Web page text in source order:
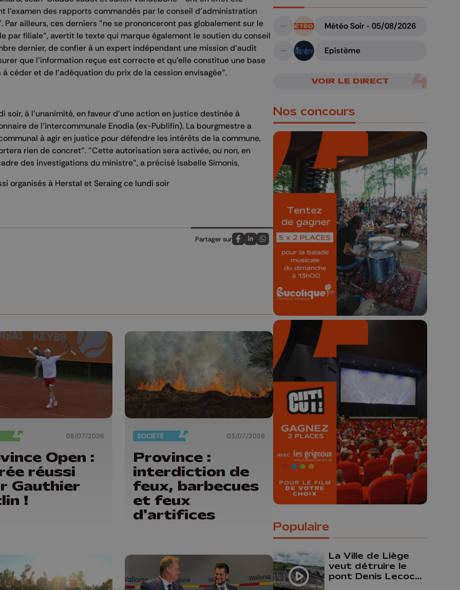
l'examen des rapports commandés par le conseil d'administration
ailleurs, ces derniers "ne se prononceront pas globalement sur le
par filiale", avertit le texte qui marque également le soutien du conseil
dernier, de confier à un expert indépendant une mission d'audit
que l'information reçue est correcte et qu'elle constitue une base
céder et de l'adéquation du prix de la cession envisagée".
soir, à l'unanimité, en faveur d'une action en justice destinée à
de l'intercommunale Enodia (ex-Publifin). La bourgmestre a
à agir en justice pour défendre les intérêts de la commune,
rien de concret". "Cette autorisation sera activée, ou non, en
des investigations du ministre", a précisé Isabelle Simonis,
organisés à Herstal et Seraing ce lundi soir
Partager sur
Partagez sur FaceBook
Partagez sur LinkedIn
Partagez sur Whatsapp
08/07/2026
Open :
réussi
Gauthier
!
SOCIÉTÉ 03/07/2026
Province :
interdiction de
feux, barbecues
et feux
d'artifices
A suivre
Météo Soir - 05/08/2026
A suivre
Epistème
VOIR LE DIRECT
Nos concours
🎁 Gagnez 5x2
places pour le
Bucolique Ferrières
Festival 🌿🎶
Concours valable jusqu'au 9 août,
23h59.
🎬 Concours CUT x
Les Grignoux ✨
Concours permanent - 2 places à
gagner chaque semaine !
Populaire
La Ville de Liège
veut détruire le
pont Denis Lecocq